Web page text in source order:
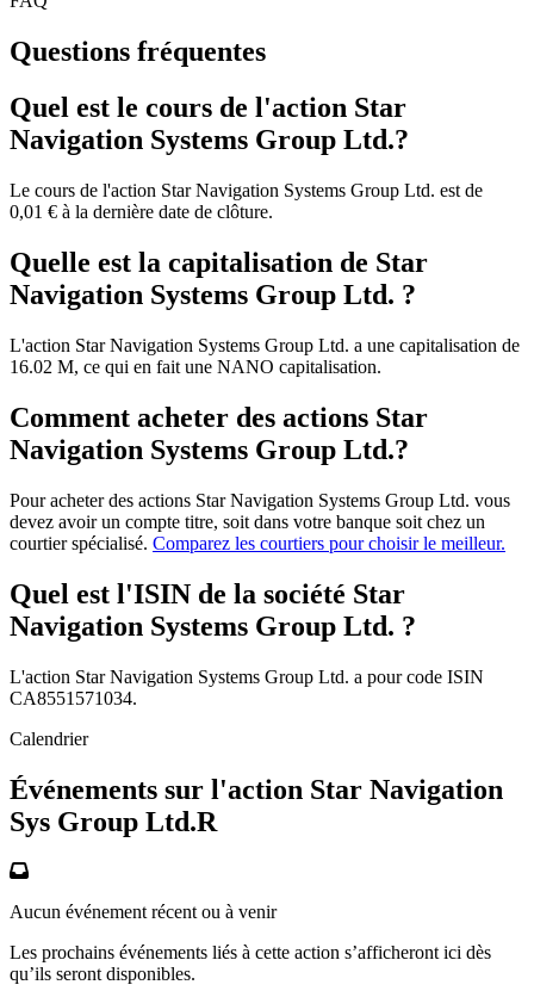
Questions fréquentes
Quel est le cours de l'action Star
Navigation Systems Group Ltd.?
Le cours de l'action Star Navigation Systems Group Ltd. est de
0,01 € à la dernière date de clôture.
Quelle est la capitalisation de Star
Navigation Systems Group Ltd. ?
L'action Star Navigation Systems Group Ltd. a une capitalisation de
16.02 M, ce qui en fait une NANO capitalisation.
Comment acheter des actions Star
Navigation Systems Group Ltd.?
Pour acheter des actions Star Navigation Systems Group Ltd. vous
devez avoir un compte titre, soit dans votre banque soit chez un
courtier spécialisé. Comparez les courtiers pour choisir le meilleur.
Quel est l'ISIN de la société Star
Navigation Systems Group Ltd. ?
L'action Star Navigation Systems Group Ltd. a pour code ISIN
CA8551571034.
Calendrier
Événements sur l'action Star Navigation
Sys Group Ltd.R
Aucun événement récent ou à venir
Les prochains événements liés à cette action s’afficheront ici dès
qu’ils seront disponibles.